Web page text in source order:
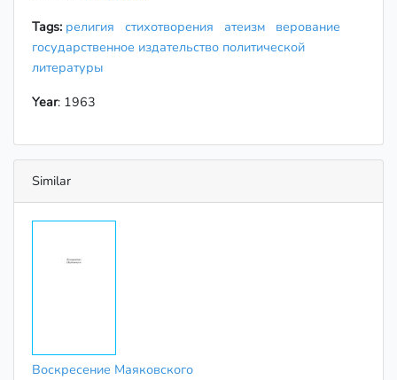
Tags: религия стихотворения атеизм
верование
государственное издательство политической
литературы
Year: 1963
Similar
Воскресение Маяковского